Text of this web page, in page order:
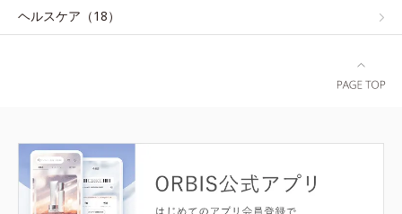
ヘルスケア（18）